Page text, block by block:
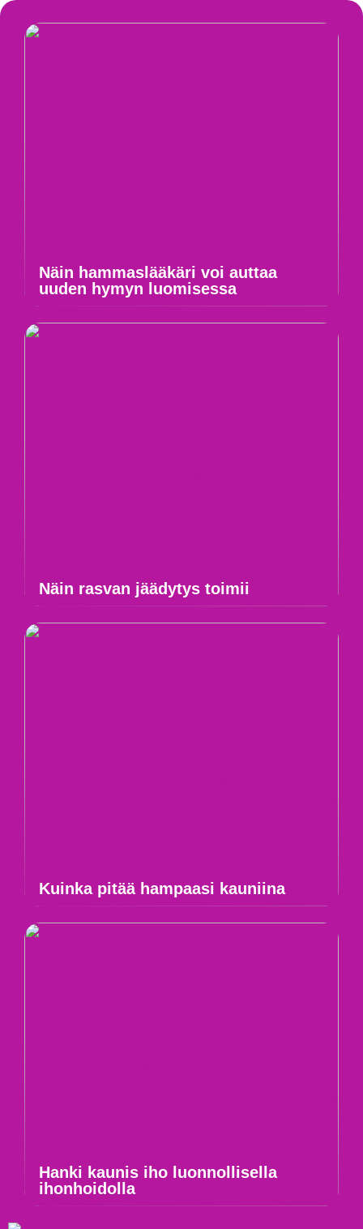
Näin hammaslääkäri voi auttaa
uuden hymyn luomisessa
Näin rasvan jäädytys toimii
Kuinka pitää hampaasi kauniina
Hanki kaunis iho luonnollisella
ihonhoidolla